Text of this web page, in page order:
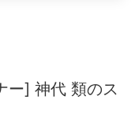
ー] 神代 類のス